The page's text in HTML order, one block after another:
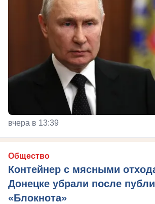
вчера в 13:39
Общество
Контейнер с мясными
Донецке убрали после
«Блокнота»